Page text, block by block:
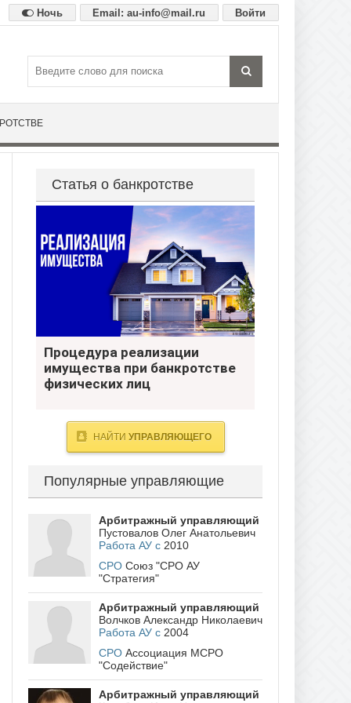
Войти
Email: au-info@mail.ru
Ночь
Статья о банкротстве
банкротстве физических лиц
Процедура реализации
имущества при банкротстве
физических лиц
НАЙТИ УПРАВЛЯЮЩЕГО
Популярные управляющие
Арбитражный управляющий
Пустовалов Олег Анатольевич
Работа АУ с 2010
СРО Союз "СРО АУ
"Стратегия"
Арбитражный управляющий
Волчков Александр Николаевич
Работа АУ с 2004
СРО Ассоциация МСРО
"Содействие"
Арбитражный управляющий